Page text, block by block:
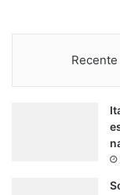
Recente